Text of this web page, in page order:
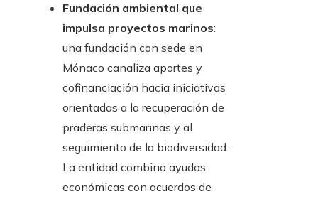
Fundación ambiental que
impulsa proyectos marinos:
una fundación con sede en
Mónaco canaliza aportes y
cofinanciación hacia iniciativas
orientadas a la recuperación de
praderas submarinas y al
seguimiento de la biodiversidad.
La entidad combina ayudas
económicas con acuerdos de